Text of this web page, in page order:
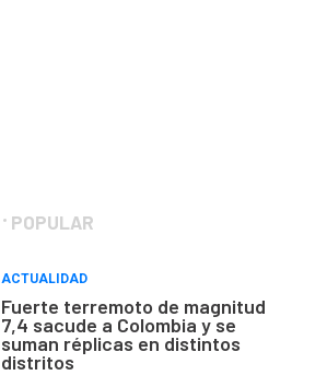
POPULAR
ACTUALIDAD
Fuerte terremoto de magnitud
7,4 sacude a Colombia y se
suman réplicas en distintos
distritos